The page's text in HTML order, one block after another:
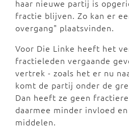
haar nieuwe partij is
fractie blijven. Zo kan er
overgang" plaatsvinden.
Voor Die Linke heeft het
fractieleden vergaande
vertrek - zoals het er nu
komt de partij onder de
Dan heeft ze geen
daarmee minder invloed
middelen.